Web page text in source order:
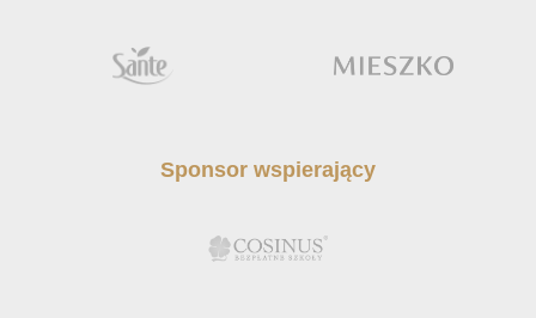
Sponsor wspierający